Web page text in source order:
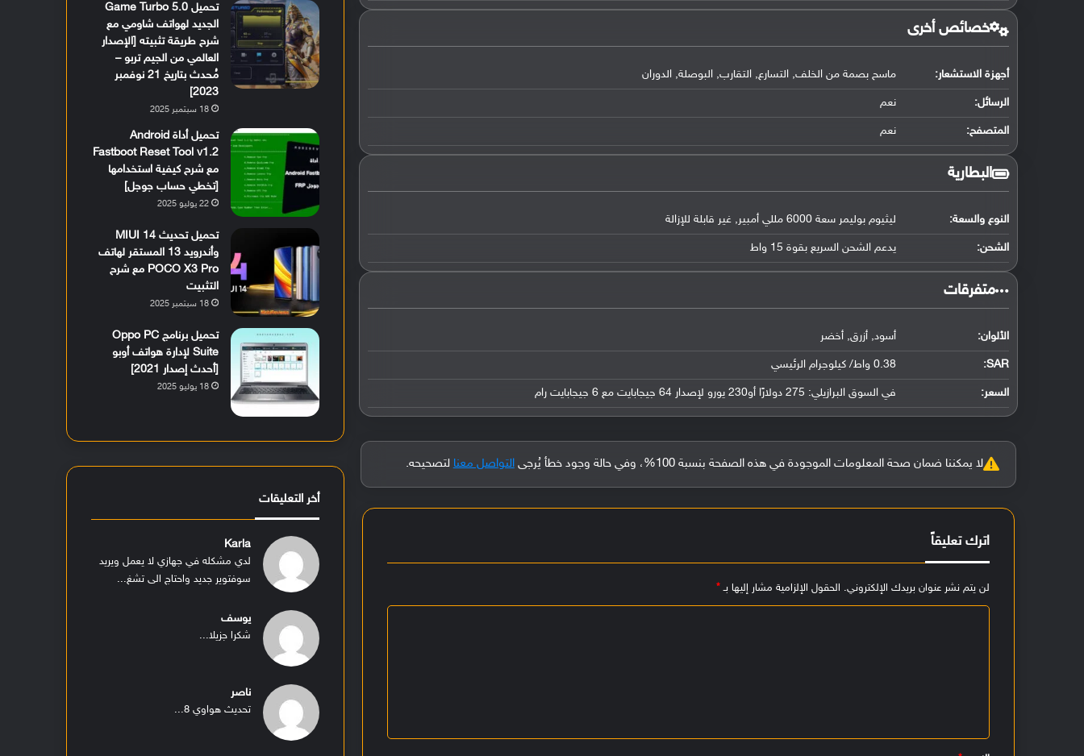
خصائص أخرى
أجهزة الاستشعار: ماسح بصمة من الخلف, التسارع, التقارب, البوصلة, الدوران
الرسائل: نعم
المتصفح: نعم
البطارية
النوع والسعة: ليثيوم بوليمر سعة 6000 مللي أمبير, غير قابلة للإزالة
الشحن: يدعم الشحن السريع بقوة 15 واط
‏متفرقات‏
الألوان: أسود, أزرق, أخضر
SAR
: 0.38 واط/ كيلوجرام الرئيسي
السعر: في السوق البرازيلي: 275 دولارًا أو230 يورو لإصدار 64 جيجابايت مع 6 جيجابايت رام
لا يمكننا ضمان صحة المعلومات الموجودة في هذه الصفحة بنسبة 100%، وفي حالة وجود خطأ يُرجى التواصل معنا لتصحيحه.
اترك تعليقاً
لن يتم نشر عنوان بريدك الإلكتروني. الحقول الإلزامية مشار إليها بـ*
تحميل Game Turbo 5.0
الجديد لهواتف شاومي مع
شرح طريقة تثبيته [الإصدار
العالمي من الجيم تربو –
مُحدث بتاريخ 21 نوفمبر
2023]
18 سبتمبر 2025
تحميل أداة Android
Fastboot Reset Tool v1.2
مع شرح كيفية استخدامها
[تخطي حساب جوجل]
22 يوليو 2025
تحميل تحديث MIUI 14
وأندرويد 13 المستقر لهاتف
POCO X3 Pro مع شرح
التثبيت
18 سبتمبر 2025
تحميل برنامج Oppo PC
Suite لإدارة هواتف أوبو
[أحدث إصدار 2021]
18 يوليو 2025
أخر التعليقات
Karla
لدي مشكله في جهازي لا يعمل ويريد
سوفتوير جديد واحتاج الى تشغ...
يوسف
شكرا جزيلا...
ناصر
تحديث هواوي 8...